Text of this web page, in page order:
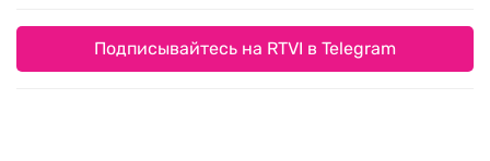
Подписывайтесь на RTVI в Telegram